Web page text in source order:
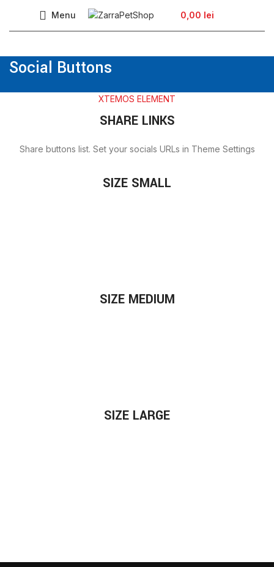
Menu 0,00 lei
Social Buttons
XTEMOS ELEMENT
SHARE LINKS
Share buttons list. Set your socials URLs in Theme Settings
SIZE SMALL
SIZE MEDIUM
SIZE LARGE